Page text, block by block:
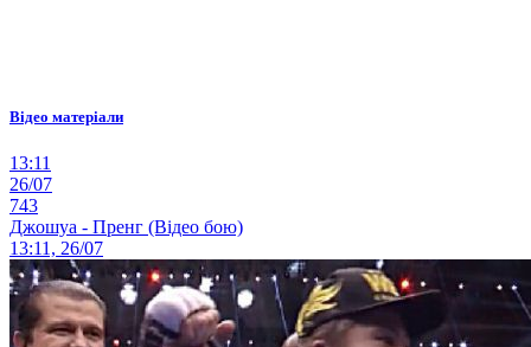
Відео матеріали
13:11
26/07
743
Джошуа - Пренг (Відео бою)
13:11, 26/07